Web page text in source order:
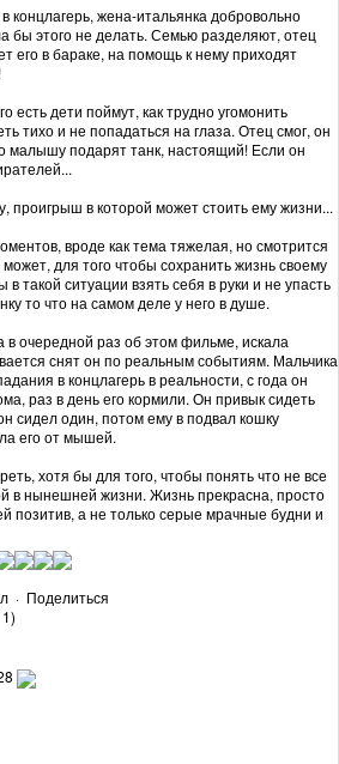
концлагерь, жена-итальянка добровольно
бы этого не делать. Семью разделяют, отец
его в бараке, на помощь к нему приходят
есть дети поймут, как трудно угомонить
тихо и не попадаться на глаза. Отец смог, он
малышу подарят танк, настоящий! Если он
проигрыш в которой может стоить ему жизни...
вроде как тема тяжелая, но смотрится
для того чтобы сохранить жизнь своему
такой ситуации взять себя в руки и не упасть
то что на самом деле у него в душе.
очередной раз об этом фильме, искала
снят он по реальным событиям. Мальчика
в концлагерь в реальности, с года он
раз в день его кормили. Он привык сидеть
сидел один, потом ему в подвал кошку
его от мышей.
хотя бы для того, чтобы понять что не все
в нынешней жизни. Жизнь прекрасна, просто
позитив, а не только серые мрачные будни и
· Поделиться